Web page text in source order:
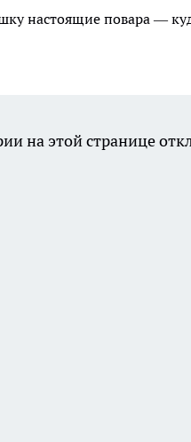
настоящие повара —
на этой странице